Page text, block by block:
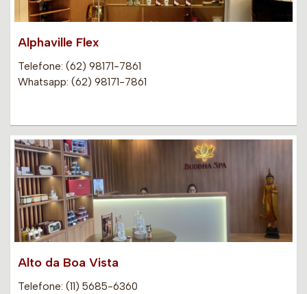
Alphaville Flex
Telefone: (62) 98171-7861
Whatsapp: (62) 98171-7861
Alto da Boa Vista
Telefone: (11) 5685-6360